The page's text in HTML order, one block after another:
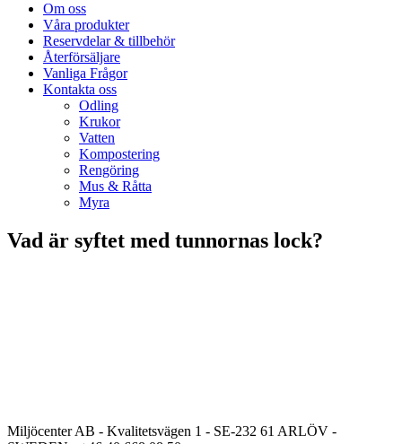
Om oss
Våra produkter
Reservdelar & tillbehör
Återförsäljare
Vanliga Frågor
Kontakta oss
Odling
Krukor
Vatten
Kompostering
Rengöring
Mus & Råtta
Myra
Vad är syftet med tunnornas lock?
Miljöcenter AB - Kvalitetsvägen 1 - SE-232 61 ARLÖV -